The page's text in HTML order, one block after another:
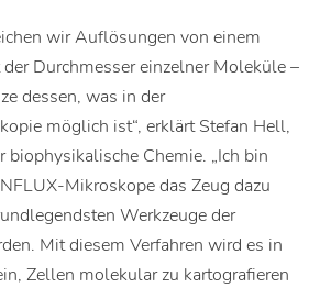
wir Auflösungen von einem
Durchmesser einzelner Moleküle –
dessen, was in der
möglich ist“, erklärt Stefan Hell,
biophysikalische Chemie. „Ich bin
Mikroskope das Zeug dazu
Werkzeuge der
Mit diesem Verfahren wird es in
Zellen molekular zu kartografieren